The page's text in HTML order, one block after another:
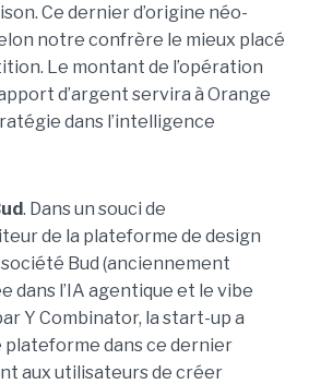
Ce dernier d’origine néo-
notre confrère le mieux placé
Le montant de l’opération
d’argent servira à Orange
dans l’intelligence
. Dans un souci de
de la plateforme de design
Bud (anciennement
dans l’IA agentique et le vibe
Y Combinator, la start-up a
dans ce dernier
aux utilisateurs de créer